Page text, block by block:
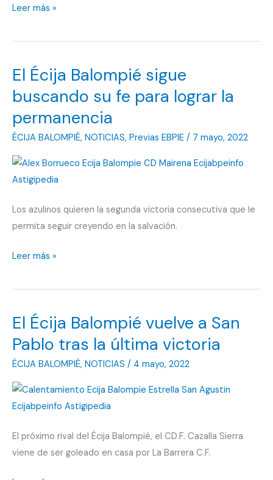
Goleada
Écija
que
sigue
en
la
permanencia
Leer más »
El Écija Balompié sigue
buscando su fe para lograr la
permanencia
ÉCIJA BALOMPIÉ, NOTICIAS, Previas EBPIE / 7 mayo, 2022
Los azulinos quieren la segunda victoria consecutiva que le
permita seguir creyendo en la salvación.
El
Balompié
buscando
su
para
lograr
la
Leer más »
El Écija Balompié vuelve a San
Pablo tras la última victoria
ÉCIJA BALOMPIÉ, NOTICIAS / 4 mayo, 2022
El próximo rival del Écija Balompié, el CD.F. Cazalla Sierra
viene de ser goleado en casa por La Barrera C.F.